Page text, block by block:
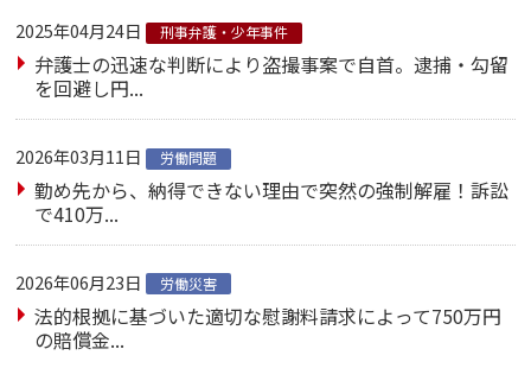
2025年04月24日 刑事弁護・少年事件
弁護士の迅速な判断により盗撮事案で自首。逮捕・勾留
を回避し円...
2026年03月11日 労働問題
勤め先から、納得できない理由で突然の強制解雇！訴訟
で410万...
2026年06月23日 労働災害
法的根拠に基づいた適切な慰謝料請求によって750万円
の賠償金...